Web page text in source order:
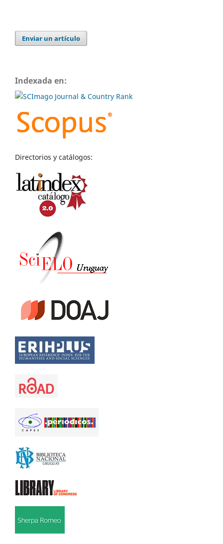
Enviar un artículo
Indexada en:
Directorios y catálogos: